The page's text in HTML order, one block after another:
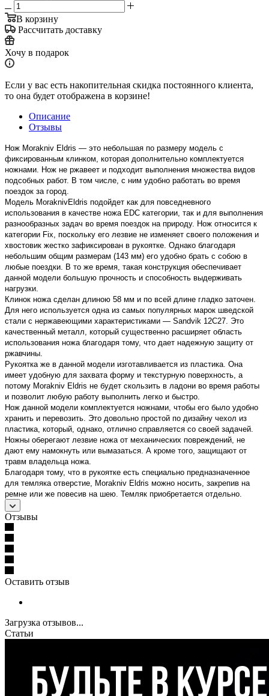
В корзину
Рассчитать доставку
Хочу в подарок
Если у вас есть накопительная скидка постоянного клиента,
то она будет отображена в корзине!
Описание
Отзывы
Нож Morakniv Eldris — это небольшая по размеру модель с
фиксированным клинком, которая дополнительно комплектуется
ножнами. Нож не ржавеет и подходит выполнения множества видов
подсобных работ. В том числе, с ним удобно работать во время
поездок за город.
Модель MoraknivEldris подойдет как для повседневного
использования в качестве ножа EDC категории, так и для выполнения
разнообразных задач во время поездок на природу. Нож относится к
категории Fix, поскольку его лезвие не изменяет своего положения и
хвостовик жестко зафиксирован в рукоятке. Однако благодаря
небольшим общим размерам (143 мм) его удобно брать с собою в
любые поездки. В то же время, такая конструкция обеспечивает
данной модели большую прочность и способность выдерживать
нагрузки.
Клинок ножа сделан длиною 58 мм и по всей длине гладко заточен.
Для него используется одна из самых популярных марок шведской
стали с нержавеющими характеристиками — Sandvik 12C27. Это
качественный металл, который существенно расширяет область
использования ножа благодаря тому, что дает надежную защиту от
ржавчины.
Рукоятка же в данной модели изготавливается из пластика. Она
имеет удобную для захвата форму и текстурную поверхность, а
потому Morakniv Eldris не будет скользить в ладони во время работы
и позволит любую работу выполнить легко и быстро.
Нож данной модели комплектуется ножнами, чтобы его было удобно
хранить и перевозить. Это довольно простой по дизайну чехол из
пластика, который, однако, отлично справляется со своей задачей.
Ножны оберегают лезвие ножа от механических повреждений, не
дают ему намокнуть или вымазаться. А кроме того, защищают от
травм владельца ножа.
Благодаря тому, что в рукоятке есть специально предназначенное
для темляка отверстие, Morakniv Eldris можно носить, закрепив на
ремне или же повесив на шею. Темляк приобретается отдельно.
Отзывы
Оставить отзыв
Загрузка отзывов...
Статьи